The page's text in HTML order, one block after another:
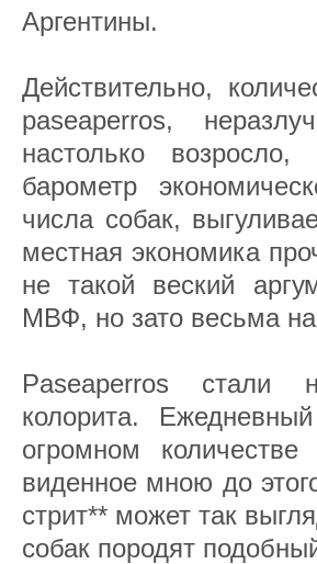
Аргентины.
Действительно,
paseaperros,
настолько
барометр
числа собак,
местная экономика
не такой веский
МВФ, но зато весьма
Paseaperros стали
колорита.
огромном
виденное мною до
стрит** может так
собак породят